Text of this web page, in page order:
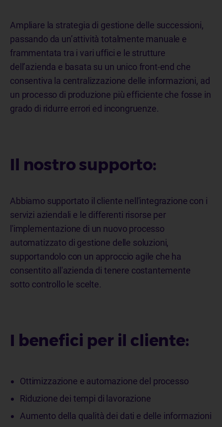
Ampliare la strategia di gestione delle successioni,
passando da un’attività totalmente manuale e
frammentata tra i vari uffici e le strutture
dell’azienda e basata su un unico front-end che
consentiva la centralizzazione delle informazioni, ad
un processo di produzione più efficiente che fosse in
grado di ridurre errori ed incongruenze.
Il nostro supporto:
Abbiamo supportato il cliente nell'integrazione con i
servizi aziendali e le differenti risorse per
l'implementazione di un nuovo processo
automatizzato di gestione delle soluzioni,
supportandolo con un approccio agile che ha
consentito all'azienda di tenere costantemente
sotto controllo le scelte.
I benefici per il cliente:
Ottimizzazione e automazione del processo
Riduzione dei tempi di lavorazione
Aumento della qualità dei dati e delle informazioni